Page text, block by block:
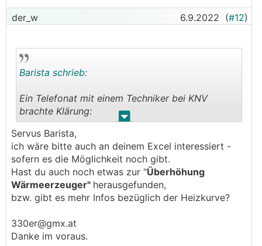
der_w 6.9.2022 (#12)
. .
Barista schrieb:
Ein Telefonat mit einem Techniker bei KNV
brachte Klärung:
Die Überhöhung der Heizkurve in % bezieht sich
auf die Vorlauftemperatur bei 0°C (VT in
°C=100%).
Beispiel:
Vorlauftemperatur bei 0°CATbeträgt ohne
Heizkurve %" ist "10" > überhöhte
Vorlauftemperatur beträgt 33°C.
Servus Barista,
ich wäre bitte auch an deinem Excel interessiert -
sofern es die Möglichkeit noch gibt.
Hast du auch noch etwas zur "Überhöhung
Wärmeerzeuger" herausgefunden,
bzw. gibt es mehr Infos bezüglich der Heizkurve?
330er@gmx.at
Danke im voraus.